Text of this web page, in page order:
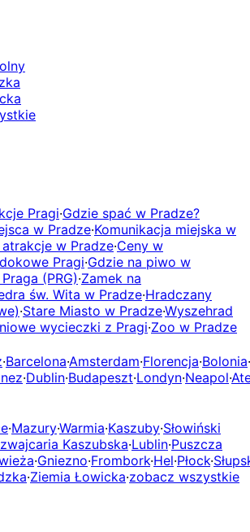
Pragi·Gdzie spać w Pradze?
w Pradze·Komunikacja miejska w
w Pradze·Ceny w
Pragi·Gdzie na piwo w
(PRG)·Zamek na
św. Wita w Pradze·Hradczany
·Stare Miasto w Pradze·Wyszehrad
wycieczki z Pragi·Zoo w Pradze
·Barcelona·Amsterdam·Florencja·Bolonia·
·Dublin·Budapeszt·Londyn·Neapol·
·Mazury·Warmia·Kaszuby·Słowiński
Kaszubska·Lublin·Puszcza
·Gniezno·Frombork·Hel·Płock·
·Ziemia Łowicka·zobacz wszystkie